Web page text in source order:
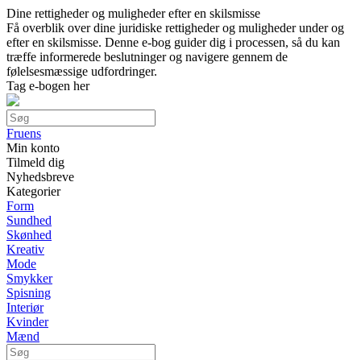
Dine rettigheder og muligheder efter en skilsmisse
Få overblik over dine juridiske rettigheder og muligheder under og
efter en skilsmisse. Denne e-bog guider dig i processen, så du kan
træffe informerede beslutninger og navigere gennem de
følelsesmæssige udfordringer.
Tag e-bogen her
Fruens
Min konto
Tilmeld dig
Nyhedsbreve
Kategorier
Form
Sundhed
Skønhed
Kreativ
Mode
Smykker
Spisning
Interiør
Kvinder
Mænd